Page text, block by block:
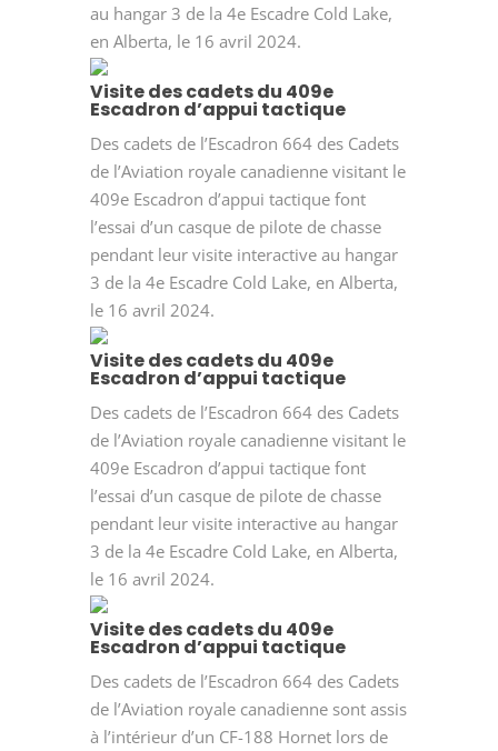
au hangar 3 de la 4e Escadre Cold Lake,
en Alberta, le 16 avril 2024.
Visite des cadets du 409e
Escadron d’appui tactique
Des cadets de l’Escadron 664 des Cadets
de l’Aviation royale canadienne visitant le
409e Escadron d’appui tactique font
l’essai d’un casque de pilote de chasse
pendant leur visite interactive au hangar
3 de la 4e Escadre Cold Lake, en Alberta,
le 16 avril 2024.
Visite des cadets du 409e
Escadron d’appui tactique
Des cadets de l’Escadron 664 des Cadets
de l’Aviation royale canadienne visitant le
409e Escadron d’appui tactique font
l’essai d’un casque de pilote de chasse
pendant leur visite interactive au hangar
3 de la 4e Escadre Cold Lake, en Alberta,
le 16 avril 2024.
Visite des cadets du 409e
Escadron d’appui tactique
Des cadets de l’Escadron 664 des Cadets
de l’Aviation royale canadienne sont assis
à l’intérieur d’un CF-188 Hornet lors de